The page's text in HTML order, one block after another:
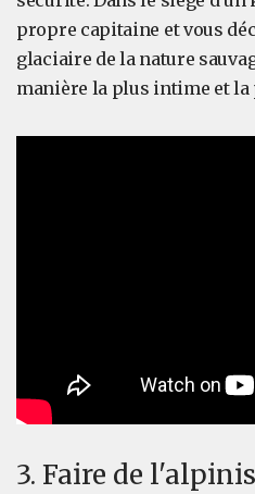
propre capitaine et vous
glaciaire de la nature
manière la plus intime et
3. Faire de